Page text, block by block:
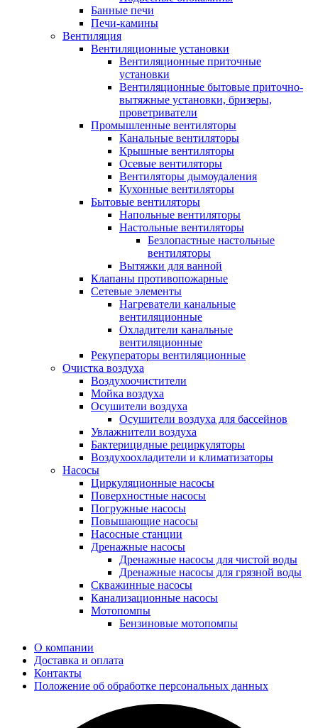
Банные печи
Печи-камины
Вентиляция
Вентиляционные установки
Вентиляционные приточные
установки
Вентиляционные бытовые приточно-
вытяжные установки, бризеры,
проветриватели
Промышленные вентиляторы
Канальные вентиляторы
Крышные вентиляторы
Осевые вентиляторы
Вентиляторы дымоудаления
Кухонные вентиляторы
Бытовые вентиляторы
Напольные вентиляторы
Настольные вентиляторы
Безлопастные настольные
вентиляторы
Вытяжки для ванной
Клапаны противопожарные
Сетевые элементы
Нагреватели канальные
вентиляционные
Охладители канальные
вентиляционные
Рекуператоры вентиляционные
Очистка воздуха
Воздухоочистители
Мойка воздуха
Осушители воздуха
Осушители воздуха для бассейнов
Увлажнители воздуха
Бактерицидные рециркуляторы
Воздухоохладители и климатизаторы
Насосы
Циркуляционные насосы
Поверхностные насосы
Погружные насосы
Повышающие насосы
Насосные станции
Дренажные насосы
Дренажные насосы для чистой воды
Дренажные насосы для грязной воды
Скважинные насосы
Канализационные насосы
Мотопомпы
Бензиновые мотопомпы
О компании
Доставка и оплата
Контакты
Положение об обработке персональных данных